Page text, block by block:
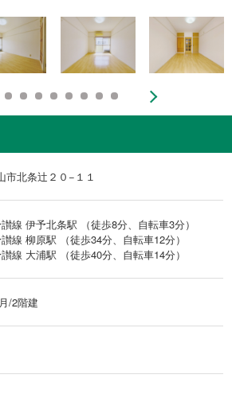
市北条辻２０−１１
線 伊予北条駅 （徒歩8分、自転車3分）
線 柳原駅 （徒歩34分、自転車12分）
線 大浦駅 （徒歩40分、自転車14分）
/2階建